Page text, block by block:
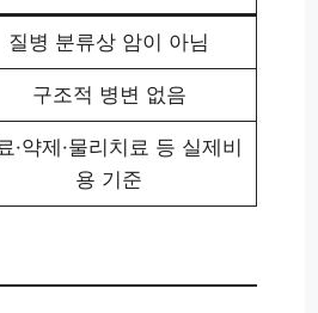
질병 분류상 암이 아님
구조적 병변 없음
·약제·물리치료 등 실제비
용 기준